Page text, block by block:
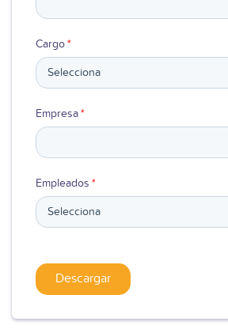
Cargo*
Empresa*
Empleados *